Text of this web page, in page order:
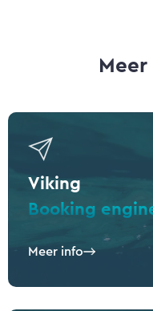
Viking
Booking
Meer info